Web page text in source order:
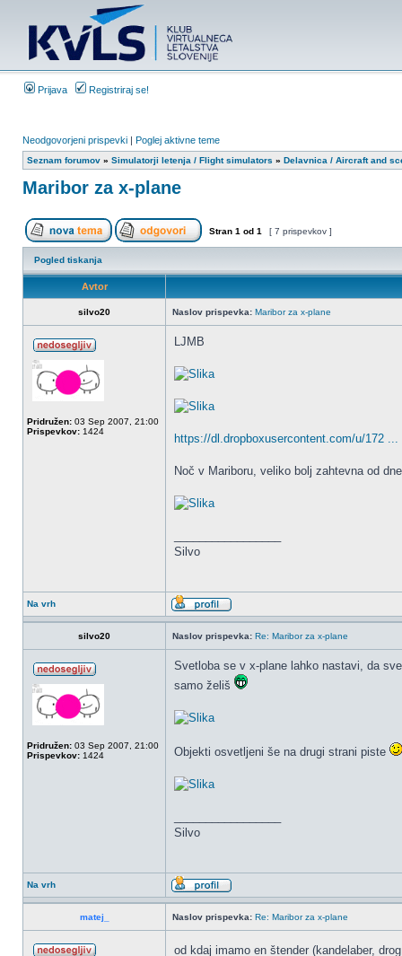
Prijava Registriraj se!
Neodgovorjeni prispevki | Poglej aktivne teme
Seznam forumov » Simulatorji letenja / Flight simulators » Delavnica / Aircraft and
Maribor za x-plane
Stran 1 od 1 [ 7 prispevkov ]
Pogled tiskanja
Avtor
silvo20 Naslov prispevka: Maribor za x-plane
Pridružen: 03 Sep 2007, 21:00
Prispevkov: 1424
LJMB
https://dl.dropboxusercontent.com/u/172 ...
Noč v Mariboru, veliko bolj zahtevna od
Silvo
Na vrh
silvo20 Naslov prispevka: Re: Maribor za x-plane
Pridružen: 03 Sep 2007, 21:00
Prispevkov: 1424
Svetloba se v x-plane lahko nastavi, da
samo želiš
Objekti osvetljeni še na drugi strani piste
Silvo
Na vrh
matej_ Naslov prispevka: Re: Maribor za x-plane
od kdaj imamo en štender (kandelaber,